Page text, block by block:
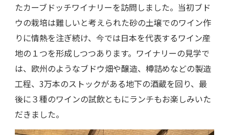
たカーブドッチワイナリーを訪問しました。当初ブド
ウの栽培は難しいと考えられた砂の土壌でのワイン作
りに情熱を注ぎ続け、今では日本を代表するワイン産
地の１つを形成しつつあります。ワイナリーの見学で
は、欧州のようなブドウ畑や醸造、樽詰めなどの製造
工程、3万本のストックがある地下の酒蔵を回り、最
後に３種のワインの試飲ともにランチもお楽しみいた
だきました。